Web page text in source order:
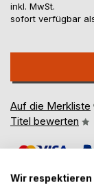
inkl. MwSt.
sofort verfügbar
Auf die Merkliste
Titel bewerten
Wir